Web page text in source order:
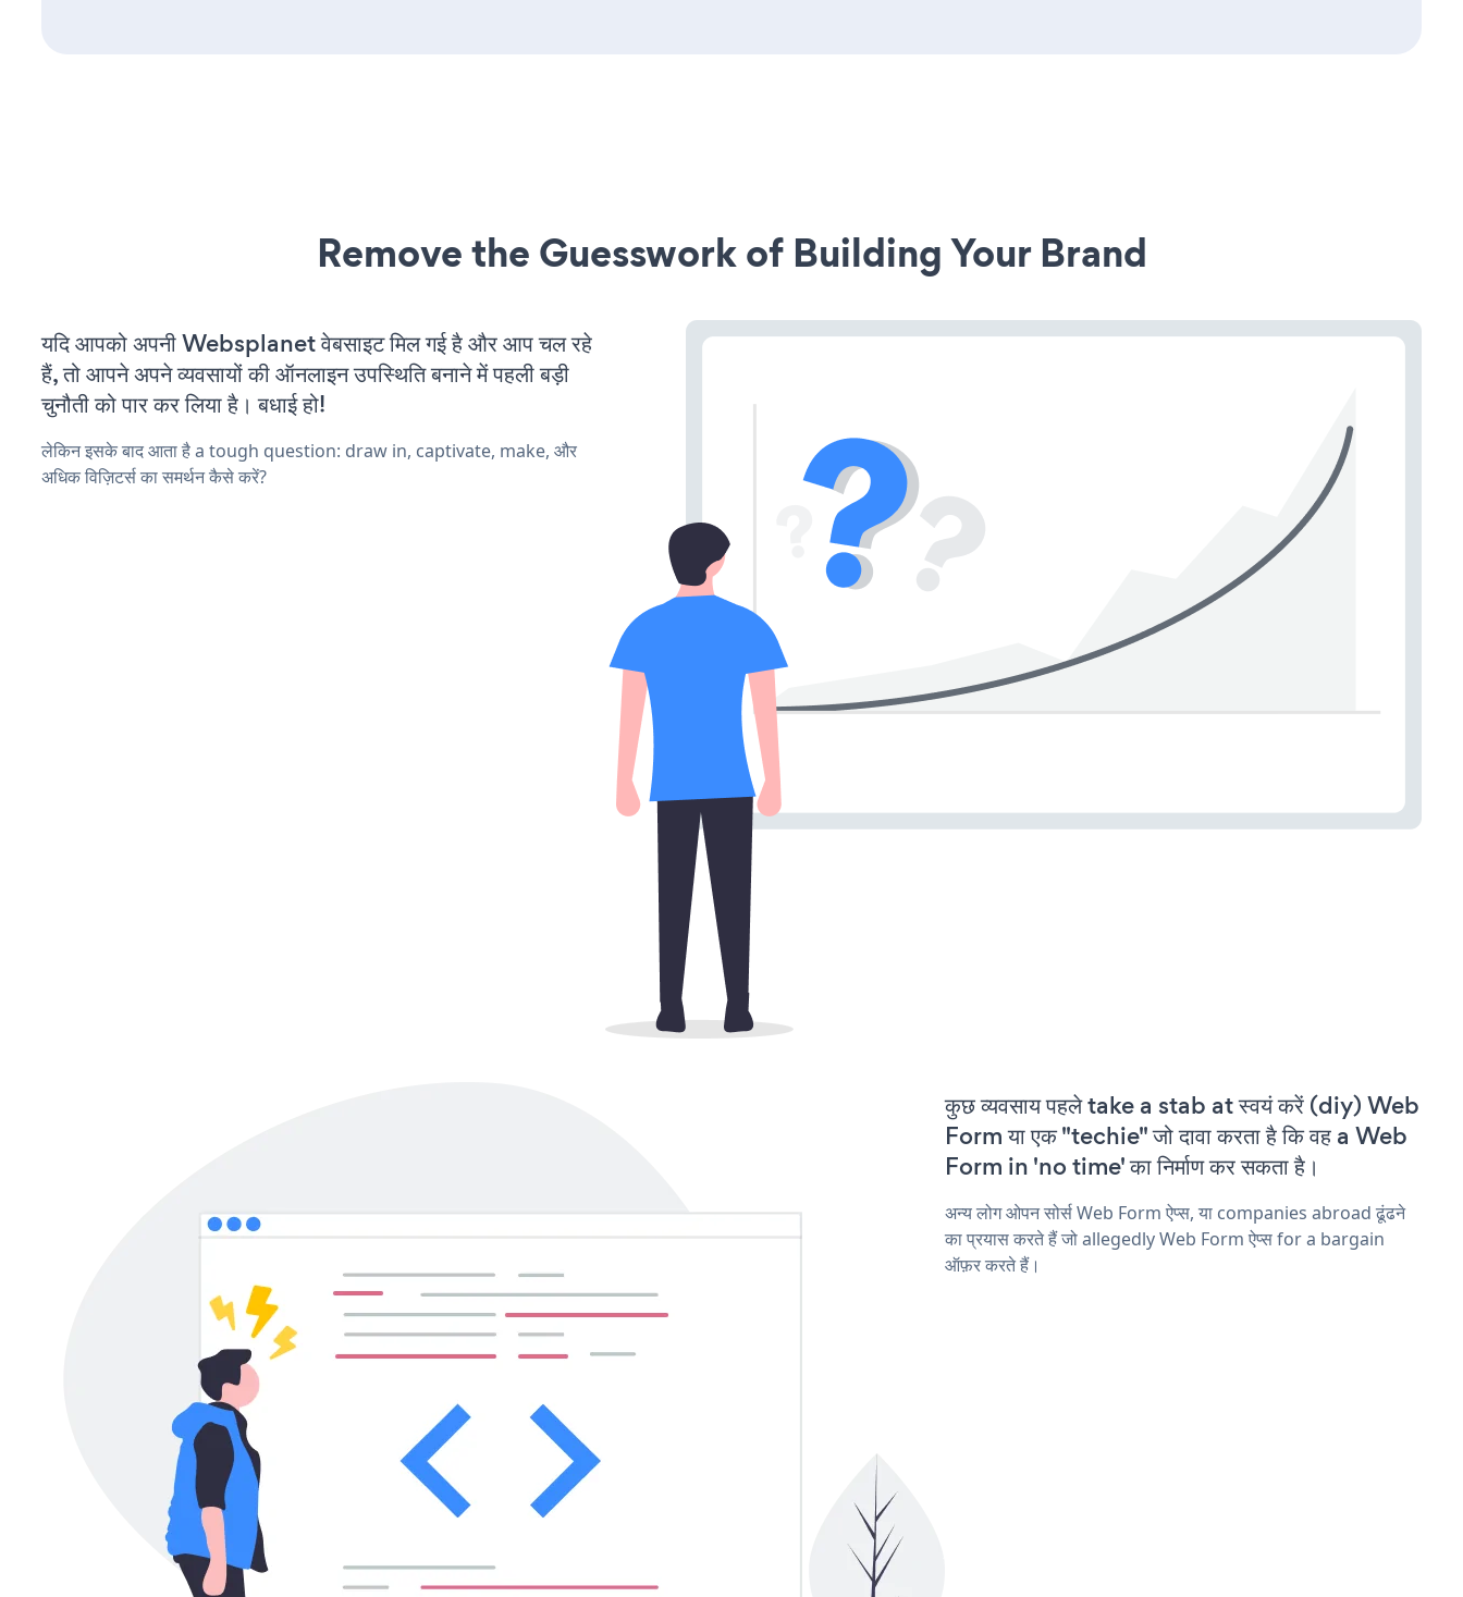
Remove the Guesswork of Building Your Brand
यदि आपको अपनी Websplanet वेबसाइट मिल गई है और आप चल रहे
हैं, तो आपने अपने व्यवसायों की ऑनलाइन उपस्थिति बनाने में पहली बड़ी
चुनौती को पार कर लिया है। बधाई हो!
लेकिन इसके बाद आता है a tough question: draw in, captivate, make, और
अधिक विज़िटर्स का समर्थन कैसे करें?
कुछ व्यवसाय पहले take a stab at स्वयं करें (diy) Web
Form या एक "techie" जो दावा करता है कि वह a Web
Form in 'no time' का निर्माण कर सकता है।
अन्य लोग ओपन सोर्स Web Form ऐप्स, या companies abroad ढूंढने
का प्रयास करते हैं जो allegedly Web Form ऐप्स for a bargain
ऑफ़र करते हैं।